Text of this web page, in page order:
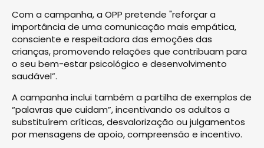
Com a campanha, a OPP pretende "reforçar a
importância de uma comunicação mais empática,
consciente e respeitadora das emoções das
crianças, promovendo relações que contribuam para
o seu bem-estar psicológico e desenvolvimento
saudável”.
A campanha inclui também a partilha de exemplos de
“palavras que cuidam”, incentivando os adultos a
substituírem críticas, desvalorização ou julgamentos
por mensagens de apoio, compreensão e incentivo.